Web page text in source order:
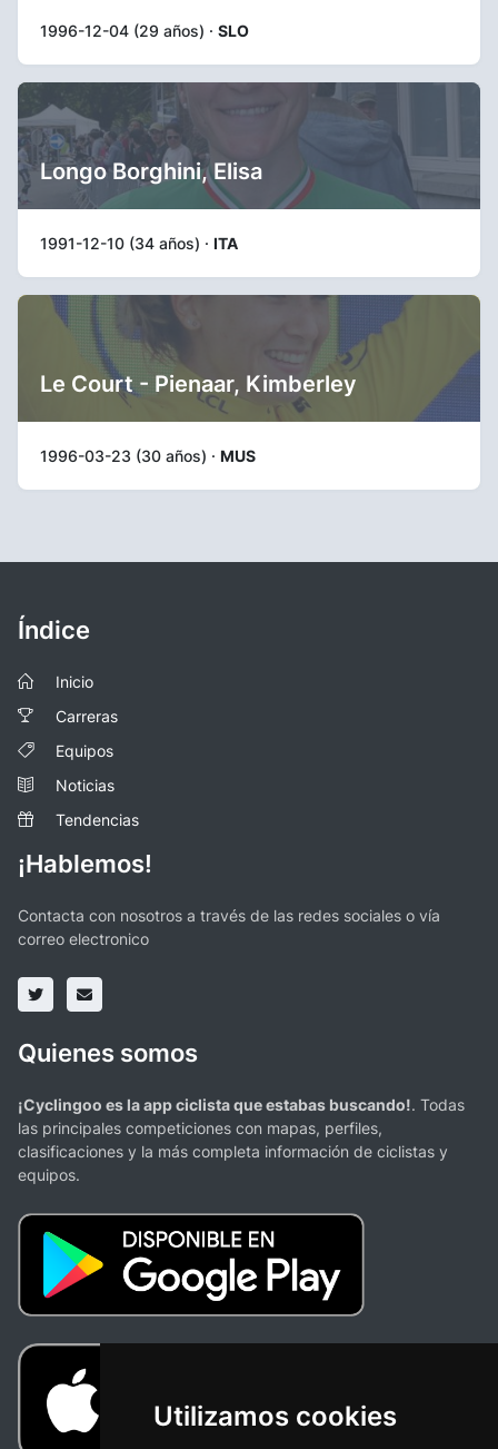
Utilizamos cookies
1996-12-04 (29 años) · SLO
Longo Borghini, Elisa
1991-12-10 (34 años) · ITA
Le Court - Pienaar, Kimberley
1996-03-23 (30 años) · MUS
Índice
Inicio
Carreras
Equipos
Noticias
Tendencias
¡Hablemos!
Contacta con nosotros a través de las redes sociales o vía
correo electronico
Quienes somos
¡Cyclingoo es la app ciclista que estabas buscando!. Todas
las principales competiciones con mapas, perfiles,
clasificaciones y la más completa información de ciclistas y
equipos.